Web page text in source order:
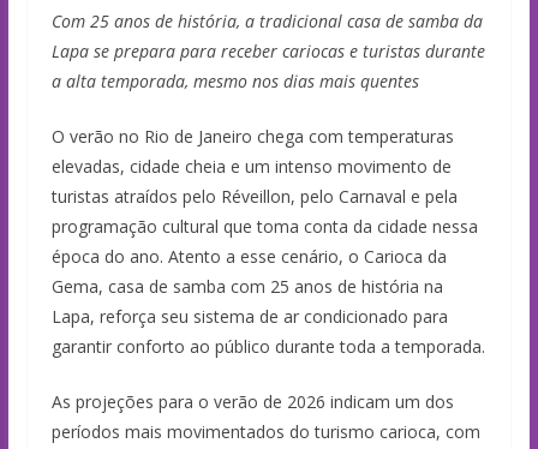
Com 25 anos de história, a tradicional casa de samba da
Lapa se prepara para receber cariocas e turistas durante
a alta temporada, mesmo nos dias mais quentes
O verão no Rio de Janeiro chega com temperaturas
elevadas, cidade cheia e um intenso movimento de
turistas atraídos pelo Réveillon, pelo Carnaval e pela
programação cultural que toma conta da cidade nessa
época do ano. Atento a esse cenário, o Carioca da
Gema, casa de samba com 25 anos de história na
Lapa, reforça seu sistema de ar condicionado para
garantir conforto ao público durante toda a temporada.
As projeções para o verão de 2026 indicam um dos
períodos mais movimentados do turismo carioca, com